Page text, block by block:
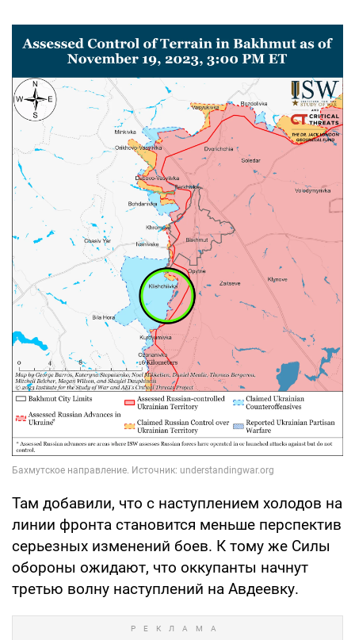
Там добавили, что с наступлением холодов на
линии фронта становится меньше перспектив
серьезных изменений боев. К тому же Силы
обороны ожидают, что оккупанты начнут
третью волну наступлений на Авдеевку.